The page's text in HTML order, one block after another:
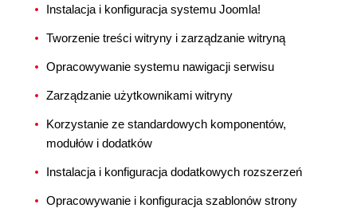
Instalacja i konfiguracja systemu Joomla!
Tworzenie treści witryny i zarządzanie witryną
Opracowywanie systemu nawigacji serwisu
Zarządzanie użytkownikami witryny
Korzystanie ze standardowych komponentów,
modułów i dodatków
Instalacja i konfiguracja dodatkowych rozszerzeń
Opracowywanie i konfiguracja szablonów strony